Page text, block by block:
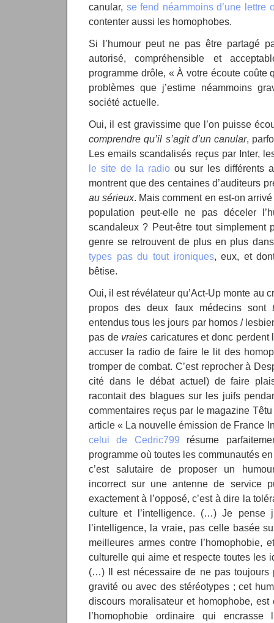
canular, se fend néammoins d’une lettre
contenter aussi les homophobes.
Si l’humour peut ne pas être partagé
autorisé, compréhensible et
programme drôle, « À votre écoute coûte
problèmes que j’estime néammoins
société actuelle.
Oui, il est gravissime que l’on puisse
comprendre qu’il s’agit d’un canular,
Les emails scandalisés reçus par Inter,
le site de la radio ou sur les différents
montrent que des centaines d’auditeurs
au sérieux. Mais comment en est-on
population peut-elle ne pas déceler
scandaleux ? Peut-être tout simplement
genre se retrouvent de plus en plus
types pas du tout ironiques, eux, et
bêtise.
Oui, il est révélateur qu’Act-Up monte au
propos des deux faux médecins sont
entendus tous les jours par homos /
pas de vraies caricatures et donc perdent
accuser la radio de faire le lit des
tromper de combat. C’est reprocher à
cité dans le débat actuel) de faire
racontait des blagues sur les juifs
commentaires reçus par le magazine
article « La nouvelle émission de France
celui de Cedric799 résume
programme où toutes les communautés
c’est salutaire de proposer un
incorrect sur une antenne de service
exactement à l’opposé, c’est à dire la
culture et l’intelligence. (…) Je pense
l’intelligence, la vraie, pas celle basée
meilleures armes contre l’homophobie,
culturelle qui aime et respecte toutes les
(…) Il est nécessaire de ne pas toujours
gravité ou avec des stéréotypes ; cet
discours moralisateur et homophobe,
l’homophobie ordinaire qui encrasse